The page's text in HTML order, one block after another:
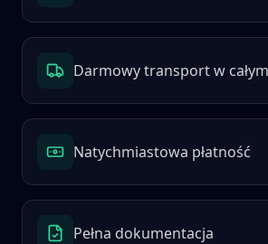
Darmowy transport w
Natychmiastowa płatność
Pełna dokumentacja